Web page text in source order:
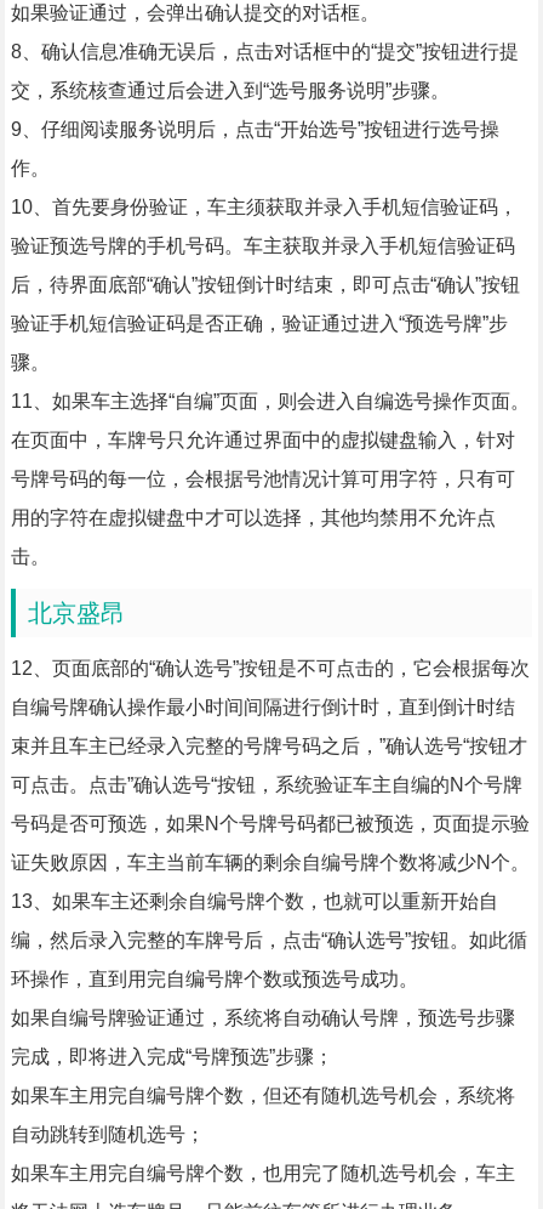
如果验证通过，会弹出确认提交的对话框。
8、确认信息准确无误后，点击对话框中的“提交”按钮进行提
交，系统核查通过后会进入到“选号服务说明”步骤。
9、仔细阅读服务说明后，点击“开始选号”按钮进行选号操
作。
10、首先要身份验证，车主须获取并录入手机短信验证码，
验证预选号牌的手机号码。车主获取并录入手机短信验证码
后，待界面底部“确认”按钮倒计时结束，即可点击“确认”按钮
验证手机短信验证码是否正确，验证通过进入“预选号牌”步
骤。
11、如果车主选择“自编”页面，则会进入自编选号操作页面。
在页面中，车牌号只允许通过界面中的虚拟键盘输入，针对
号牌号码的每一位，会根据号池情况计算可用字符，只有可
用的字符在虚拟键盘中才可以选择，其他均禁用不允许点
击。
北京盛昂
12、页面底部的“确认选号”按钮是不可点击的，它会根据每次
自编号牌确认操作最小时间间隔进行倒计时，直到倒计时结
束并且车主已经录入完整的号牌号码之后，”确认选号“按钮才
可点击。点击”确认选号“按钮，系统验证车主自编的N个号牌
号码是否可预选，如果N个号牌号码都已被预选，页面提示验
证失败原因，车主当前车辆的剩余自编号牌个数将减少N个。
13、如果车主还剩余自编号牌个数，也就可以重新开始自
编，然后录入完整的车牌号后，点击“确认选号”按钮。如此循
环操作，直到用完自编号牌个数或预选号成功。
如果自编号牌验证通过，系统将自动确认号牌，预选号步骤
完成，即将进入完成“号牌预选”步骤；
如果车主用完自编号牌个数，但还有随机选号机会，系统将
自动跳转到随机选号；
如果车主用完自编号牌个数，也用完了随机选号机会，车主